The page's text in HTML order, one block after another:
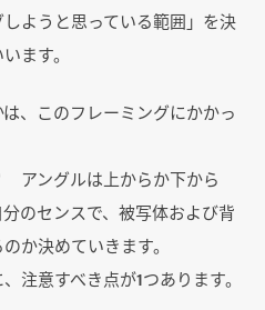
ようと思っている範囲」を決
ます。
、このフレーミングにかかっ
アングルは上からか下から
のセンスで、被写体および背
か決めていきます。
注意すべき点が1つあります。